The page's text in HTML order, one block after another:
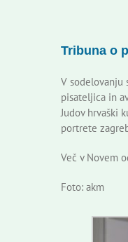
Tribuna o
V sodelovanju
pisateljica in
Judov hrvaški
portrete
Več v Novem
Foto: akm